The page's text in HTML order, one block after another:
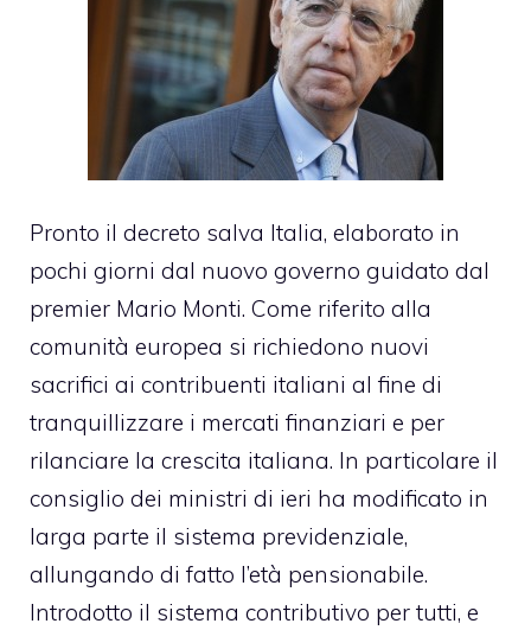
Pronto il decreto salva Italia, elaborato in
pochi giorni dal nuovo governo guidato dal
premier Mario Monti. Come riferito alla
comunità europea si richiedono nuovi
sacrifici ai contribuenti italiani al fine di
tranquillizzare i mercati finanziari e per
rilanciare la crescita italiana. In particolare il
consiglio dei ministri di ieri ha modificato in
larga parte il sistema previdenziale,
allungando di fatto l’età pensionabile.
Introdotto il sistema contributivo per tutti, e